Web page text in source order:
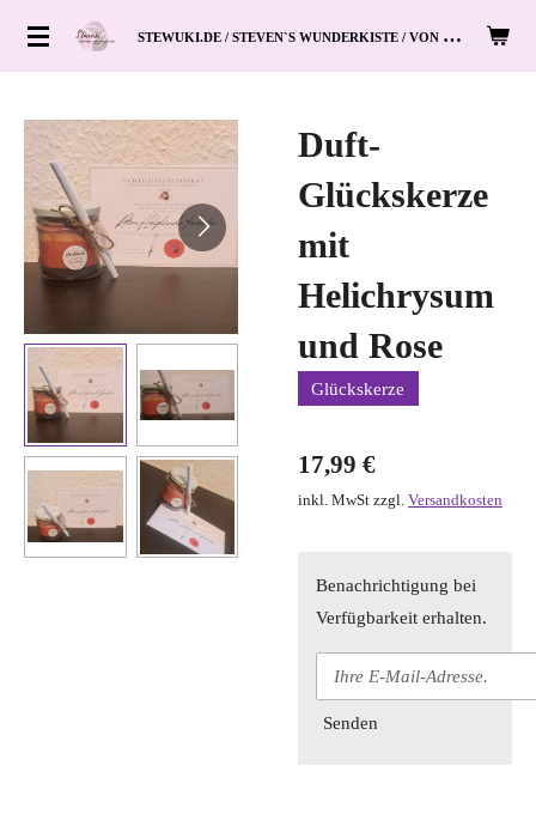
Zum
S
TEWUKI.DE / STEVEN`S WUNDERKISTE / VON HAND ZUM HERZ
Duft-
Glückskerze
mit
Helichrysum
und Rose
Glückskerze
17,99 €
inkl. MwSt zzgl. Versandkosten
Benachrichtigung bei
Verfügbarkeit erhalten.
Senden